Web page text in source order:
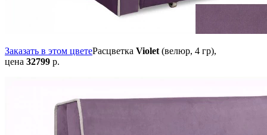
Заказать в этом цветеРасцветка Violet(велюр, 4 гр),
цена 32799 р.